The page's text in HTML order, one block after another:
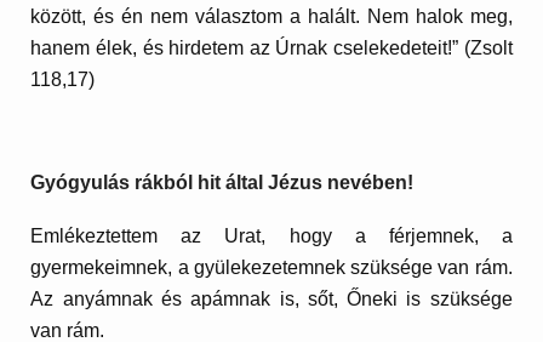
között, és én nem választom a halált. Nem halok meg,
hanem élek, és hirdetem az Úrnak cselekedeteit!” (Zsolt
118,17)
Gyógyulás rákból hit által Jézus nevében!
Emlékeztettem az Urat, hogy a férjemnek, a
gyermekeimnek, a gyülekezetemnek szüksége van rám.
Az anyámnak és apámnak is, sőt, Őneki is szüksége
van rám.